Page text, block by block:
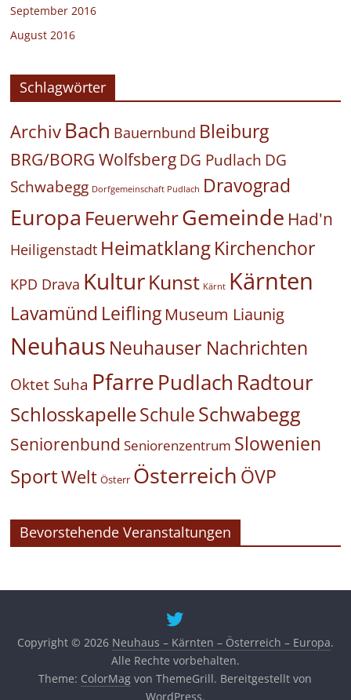
September 2016
August 2016
Schlagwörter
Archiv Bach Bauernbund Bleiburg
BRG/BORG Wolfsberg DG Pudlach DG
Schwabegg Dorfgemeinschaft Pudlach Dravograd
Europa FeuerwehrGemeinde Had'n
Heiligenstadt HeimatklangKirchenchor
KPD Drava KulturKunst Kärnt Kärnten
Lavamünd Leifling Museum Liaunig
Neuhaus Neuhauser Nachrichten
Oktet Suha PfarrePudlach Radtour
SchlosskapelleSchuleSchwabegg
Seniorenbund Seniorenzentrum Slowenien
SportWelt Österr Österreich ÖVP
Bevorstehende Veranstaltungen
Copyright © 2026 Neuhaus – Kärnten – Österreich – Europa.
Alle Rechte vorbehalten.
Theme: ColorMag von ThemeGrill. Bereitgestellt von
WordPress.